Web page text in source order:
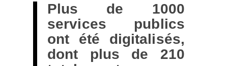
Plus de 1000
services publics
ont été digitalisés,
dont plus de 210